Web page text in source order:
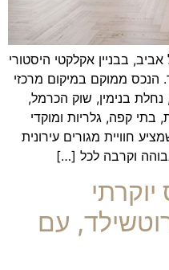
בבניין אקלקטי היסטורי
הנכס ממוקם במיקום מרכזי
בנימין, שוק הכרמל,
קפה, גלריות ומוקדי
חוויית מגורים עירונית
וקרבה לכל […]
עם